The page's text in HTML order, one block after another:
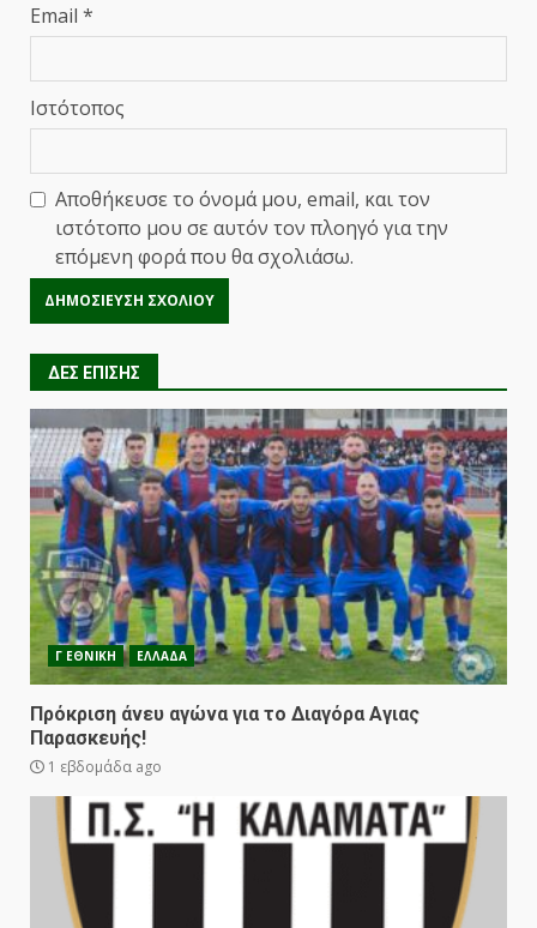
Email *
Ιστότοπος
Αποθήκευσε το όνομά μου, email, και τον
ιστότοπο μου σε αυτόν τον πλοηγό για την
επόμενη φορά που θα σχολιάσω.
ΔΕΣ ΕΠΙΣΗΣ
Γ ΕΘΝΙΚΗ ΕΛΛΑΔΑ
Πρόκριση άνευ αγώνα για το Διαγόρα Αγιας
Παρασκευής!
1 εβδομάδα ago